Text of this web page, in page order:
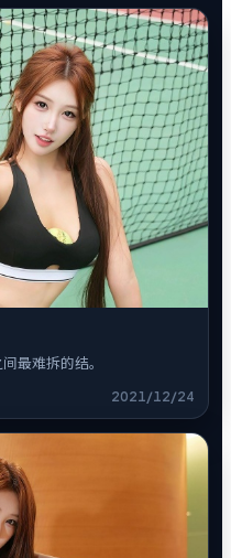
最难拆的结。
2021/12/24